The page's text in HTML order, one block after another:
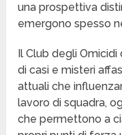
una prospettiva
emergono spesso
Il Club degli
di casi e misteri
attuali che
lavoro di squadra,
che permettono a